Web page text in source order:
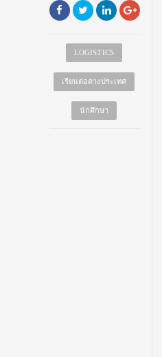
LOGISTICS
เรียนต่อต่างประเทศ
นักศึกษา